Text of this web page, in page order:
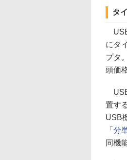
タ
にタ
プタ
頭価
置す
USB
「 分
同機